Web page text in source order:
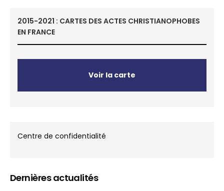
2015-2021 : CARTES DES ACTES CHRISTIANOPHOBES
EN FRANCE
Voir la carte
Centre de confidentialité
Dernières actualités